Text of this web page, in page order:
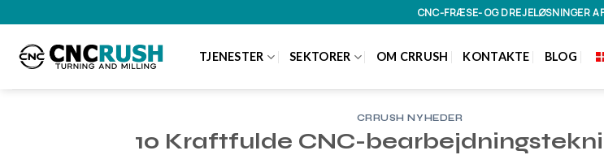
til
indhold
CNC-FRÆSE- OG DREJELØSNINGER
TJENESTER SEKTORER OM CRRUSH KONTAKTE BLOG
CRRUSH NYHEDER
10 Kraftfulde CNC-